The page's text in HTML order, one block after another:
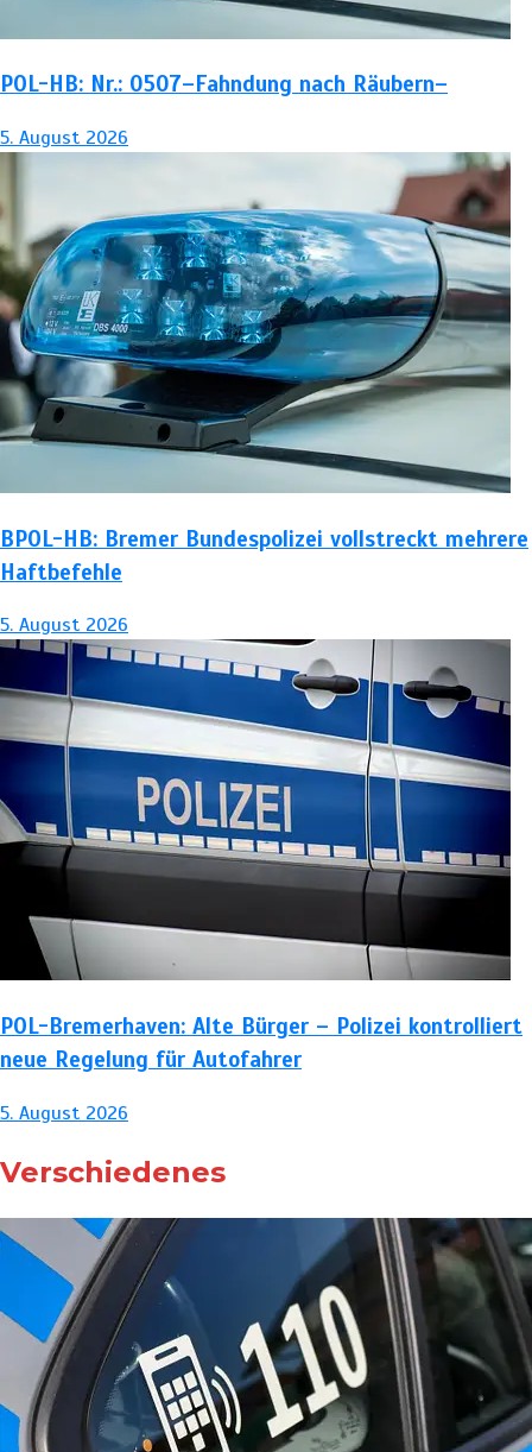
POL-HB: Nr.: 0507–Fahndung nach Räubern–
5. August 2026
BPOL-HB: Bremer Bundespolizei vollstreckt mehrere
Haftbefehle
5. August 2026
POL-Bremerhaven: Alte Bürger – Polizei kontrolliert
neue Regelung für Autofahrer
5. August 2026
Verschiedenes